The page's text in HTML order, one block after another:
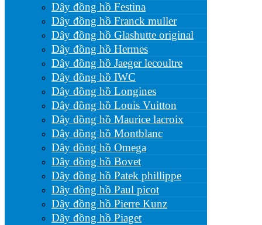
Dây đồng hồ Festina
Dây đồng hồ Franck muller
Dây đồng hồ Glashutte original
Dây đồng hồ Hermes
Dây đồng hồ Jaeger lecoultre
Dây đồng hồ IWC
Dây đồng hồ Longines
Dây đồng hồ Louis Vuitton
Dây đồng hồ Maurice lacroix
Dây đồng hồ Montblanc
Dây đồng hồ Omega
Dây đồng hồ Bovet
Dây đồng hồ Patek phillippe
Dây đồng hồ Paul picot
Dây đồng hồ Pierre Kunz
Dây đồng hồ Piaget